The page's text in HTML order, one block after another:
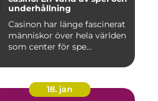
underhållning
Casinon har länge fascinerat
människor över hela världen
som center för spe...
18. jan